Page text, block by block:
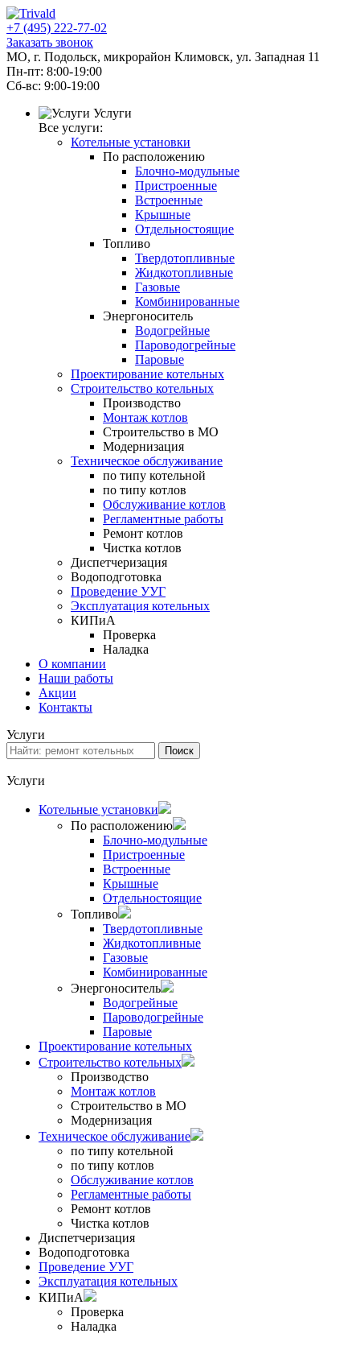
+7 (495) 222-77-02
Заказать звонок
МО, г. Подольск, микрорайон Климовск, ул. Западная 11
Пн-пт: 8:00-19:00
Cб-вс: 9:00-19:00
Услуги
Все услуги:
Котельные установки
По расположению
Блочно-модульные
Пристроенные
Встроенные
Крышные
Отдельностоящие
Топливо
Твердотопливные
Жидкотопливные
Газовые
Комбинированные
Энергоноситель
Водогрейные
Пароводогрейные
Паровые
Проектирование котельных
Строительство котельных
Производство
Монтаж котлов
Строительство в МО
Модернизация
Техническое обслуживание
по типу котельной
по типу котлов
Обслуживание котлов
Регламентные работы
Ремонт котлов
Чистка котлов
Диспетчеризация
Водоподготовка
Проведение УУГ
Эксплуатация котельных
КИПиА
Проверка
Наладка
О компании
Наши работы
Акции
Контакты
Услуги
Услуги
Котельные установки
По расположению
Блочно-модульные
Пристроенные
Встроенные
Крышные
Отдельностоящие
Топливо
Твердотопливные
Жидкотопливные
Газовые
Комбинированные
Энергоноситель
Водогрейные
Пароводогрейные
Паровые
Проектирование котельных
Строительство котельных
Производство
Монтаж котлов
Строительство в МО
Модернизация
Техническое обслуживание
по типу котельной
по типу котлов
Обслуживание котлов
Регламентные работы
Ремонт котлов
Чистка котлов
Диспетчеризация
Водоподготовка
Проведение УУГ
Эксплуатация котельных
КИПиА
Проверка
Наладка